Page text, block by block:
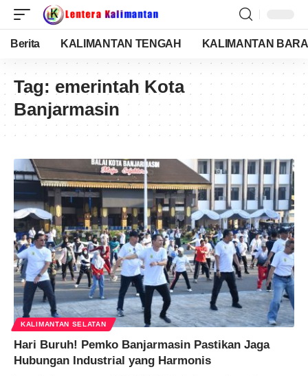
Berita KALIMANTAN TENGAH KALIMANTAN
Tag: emerintah Kota
Banjarmasin
KALIMANTAN SELATAN
Hari Buruh! Pemko Banjarmasin Pastikan Jaga
Hubungan Industrial yang Harmonis